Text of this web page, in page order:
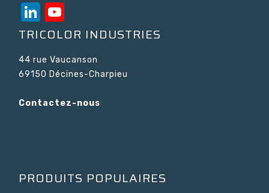
LinkedIn
Channel
TRICOLOR INDUSTRIES
44 rue Vaucanson
69150 Décines-Charpieu
Contactez-nous
PRODUITS POPULAIRES